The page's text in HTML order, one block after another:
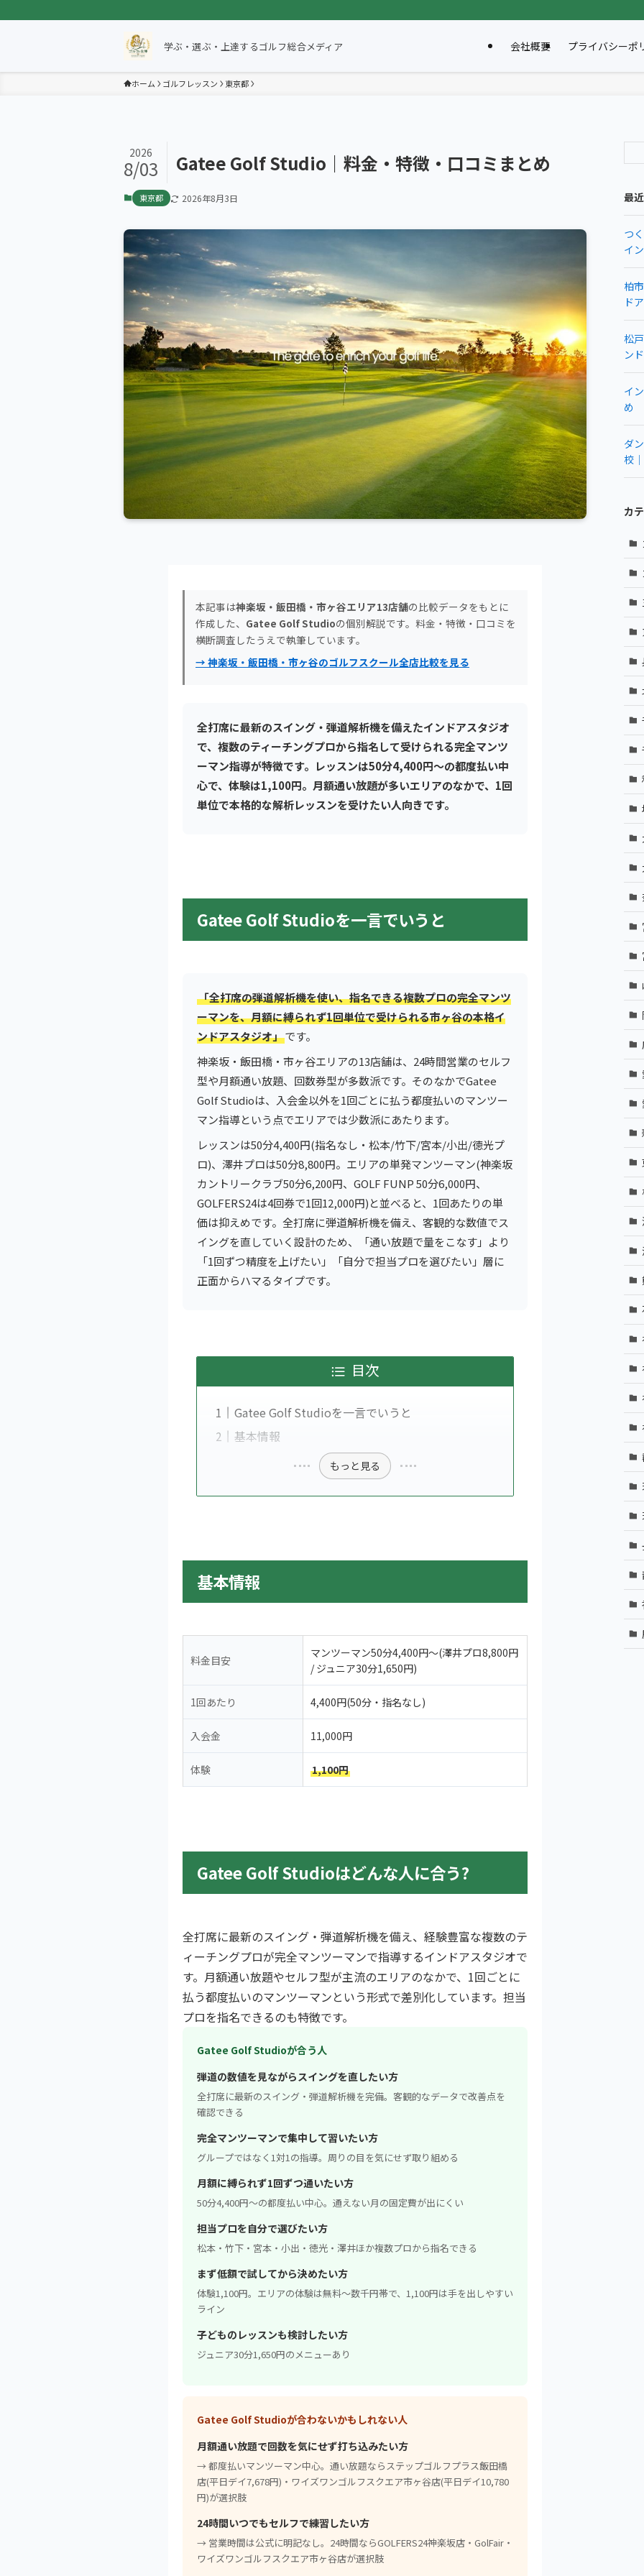
学ぶ・選ぶ・上達するゴルフ総合メディア 会社概要 プライバシーポ
ホーム ゴルフレッスン 東京都
Gatee Golf Studio｜料金・特徴・口コミまとめ
2026
8/03
東京都 2026年8月3日
本記事は神楽坂・飯田橋・市ヶ谷エリア13店舗の比較データをもとに
作成した、 Gatee Golf Studioの個別解説です。料金・特徴・口コミを
横断調査したうえで執筆しています。
→ 神楽坂・飯田橋・市ヶ谷のゴルフスクール全店比較を見る
全打席に最新のスイング・弾道解析機を備えたインドアスタジオ
で、複数のティーチングプロから指名して受けられる完全マンツ
ーマン指導が特徴です。レッスンは50分4,400円〜の都度払い中
心で、体験は1,100円。月額通い放題が多いエリアのなかで、1回
単位で本格的な解析レッスンを受けたい人向きです。
Gatee Golf Studioを一言でいうと
「全打席の弾道解析機を使い、指名できる複数プロの完全マンツ
ーマンを、月額に縛られず1回単位で受けられる市ヶ谷の本格イ
ンドアスタジオ」です。
神楽坂・飯田橋・市ヶ谷エリアの13店舗は、24時間営業のセルフ
型や月額通い放題、回数券型が多数派です。そのなかでGatee
Golf Studioは、入会金以外を1回ごとに払う都度払いのマンツー
マン指導という点でエリアでは少数派にあたります。
レッスンは50分4,400円(指名なし・松本/竹下/宮本/小出/徳光プ
ロ)、澤井プロは50分8,800円。エリアの単発マンツーマン(神楽坂
カントリークラブ50分6,200円、GOLF FUNP 50分6,000円、
GOLFERS24は4回券で1回12,000円)と並べると、1回あたりの単
価は抑えめです。全打席に弾道解析機を備え、客観的な数値でス
イングを直していく設計のため、「通い放題で量をこなす」より
「1回ずつ精度を上げたい」「自分で担当プロを選びたい」層に
正面からハマるタイプです。
目次
Gatee Golf Studioを一言でいうと
基本情報
もっと見る
基本情報
料金目安
マンツーマン50分4,400円〜(澤井プロ8,800円
/ ジュニア30分1,650円)
1回あたり 4,400円(50分・指名なし)
入会金 11,000円
体験 1,100円
Gatee Golf Studioはどんな人に合う?
全打席に最新のスイング・弾道解析機を備え、経験豊富な複数のテ
ィーチングプロが完全マンツーマンで指導するインドアスタジオで
す。月額通い放題やセルフ型が主流のエリアのなかで、1回ごとに
払う都度払いのマンツーマンという形式で差別化しています。担当
プロを指名できるのも特徴です。
Gatee Golf Studioが合う人
弾道の数値を見ながらスイングを直したい方
全打席に最新のスイング・弾道解析機を完備。客観的なデータで改善点を
確認できる
完全マンツーマンで集中して習いたい方
グループではなく1対1の指導。周りの目を気にせず取り組める
月額に縛られず1回ずつ通いたい方
50分4,400円〜の都度払い中心。通えない月の固定費が出にくい
担当プロを自分で選びたい方
松本・竹下・宮本・小出・徳光・澤井ほか複数プロから指名できる
まず低額で試してから決めたい方
体験1,100円。エリアの体験は無料〜数千円帯で、1,100円は手を出しやすい
ライン
子どものレッスンも検討したい方
ジュニア30分1,650円のメニューあり
Gatee Golf Studioが合わないかもしれない人
月額通い放題で回数を気にせず打ち込みたい方
→ 都度払いマンツーマン中心。通い放題ならステップゴルフプラス飯田橋
店(平日デイ7,678円)・ワイズワンゴルフスクエア市ヶ谷店(平日デイ10,780
円)が選択肢
24時間いつでもセルフで練習したい方
→ 営業時間は公式に明記なし。24時間ならGOLFERS24神楽坂店・GolFair・
ワイズワンゴルフスクエア市ヶ谷店が選択肢
最
つ
イ
柏
ド
松
ン
イ
め
ダ
校
カ